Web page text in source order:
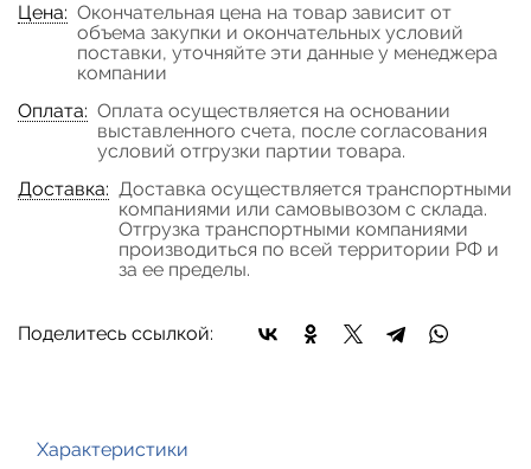
Цена: Окончательная цена на товар зависит от
объема закупки и окончательных условий
поставки, уточняйте эти данные у менеджера
компании
Оплата: Оплата осуществляется на основании
выставленного счета, после согласования
условий отгрузки партии товара.
Доставка: Доставка осуществляется транспортными
компаниями или самовывозом с склада.
Отгрузка транспортными компаниями
производиться по всей территории РФ и
за ее пределы.
Поделитесь ссылкой:
Характеристики